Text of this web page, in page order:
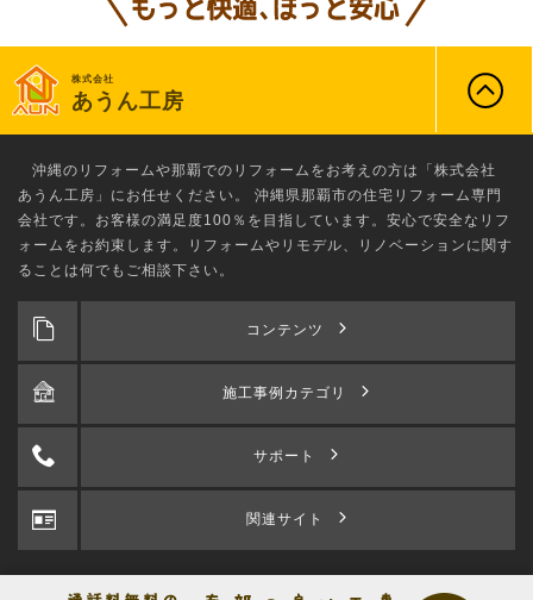
株式会社
あうん工房
沖縄のリフォームや那覇でのリフォームをお考えの方は「株式会社
あうん工房」にお任せください。 沖縄県那覇市の住宅リフォーム専門
会社です。お客様の満足度100％を目指しています。安心で安全なリフ
ォームをお約束します。リフォームやリモデル、リノベーションに関す
ることは何でもご相談下さい。
コンテンツ
施工事例カテゴリ
サポート
関連サイト